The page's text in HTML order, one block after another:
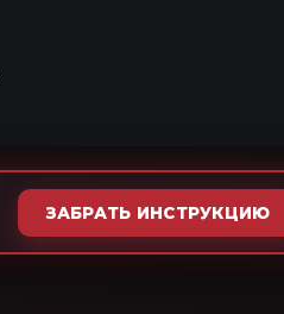
ЗАБРАТЬ ИНСТРУКЦИЮ